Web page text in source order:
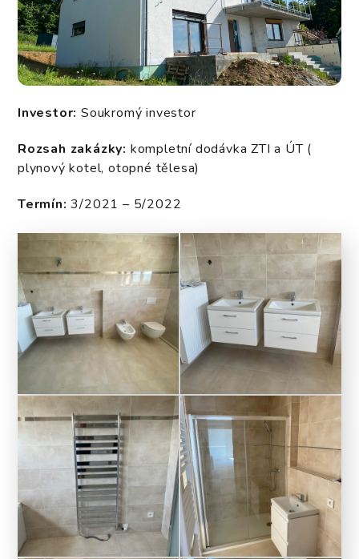
Investor: Soukromý investor
Rozsah zakázky: kompletní dodávka ZTI a ÚT (
plynový kotel, otopné tělesa)
Termín: 3/2021 – 5/2022